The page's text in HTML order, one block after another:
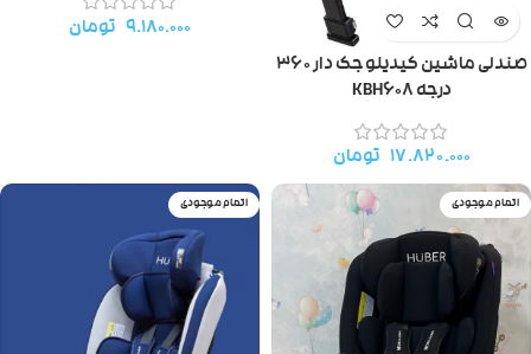
صندلی ماشین کیدیلو جک دار ۳۶۰
درجه KBH608
۱۷.۸۲۰.۰۰۰ تومان
۹.۱۸۰.۰۰۰ تومان
اتمام موجودی اتمام موجودی